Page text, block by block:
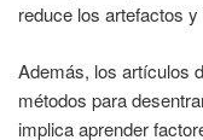
reduce los artefactos
Además, los artículos
métodos para
implica aprender